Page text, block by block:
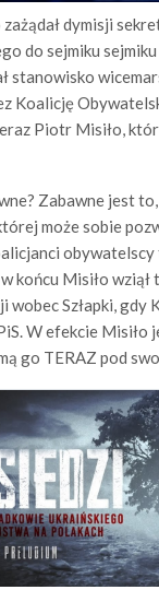
dymisji
do sejmiku
stanowisko
Koalicję
Piotr Misiło,
Zabawne jest
może sobie
obywatelscy
w końcu Misiło
wobec Szłapki,
W efekcie
go TERAZ pod